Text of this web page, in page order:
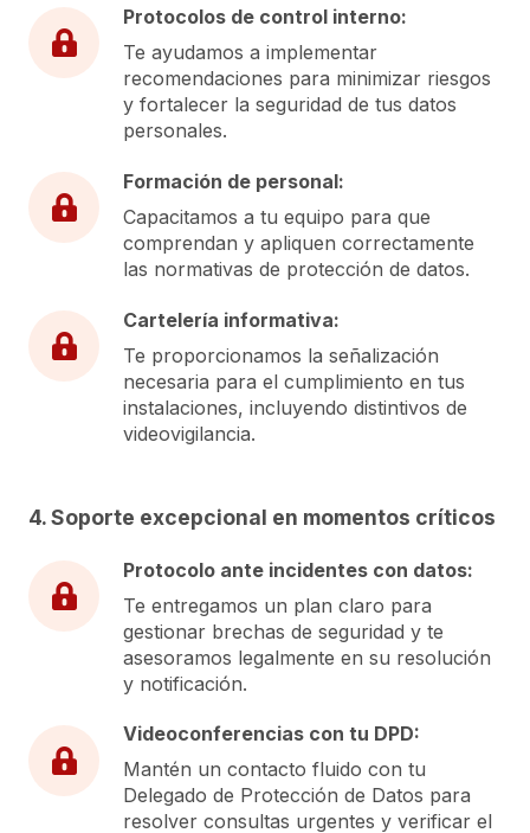
Protocolos de control interno:
Te ayudamos a implementar
recomendaciones para minimizar riesgos
y fortalecer la seguridad de tus datos
personales.
Formación de personal:
Capacitamos a tu equipo para que
comprendan y apliquen correctamente
las normativas de protección de datos.
Cartelería informativa:
Te proporcionamos la señalización
necesaria para el cumplimiento en tus
instalaciones, incluyendo distintivos de
videovigilancia.
4. Soporte excepcional en momentos críticos
Protocolo ante incidentes con datos:
Te entregamos un plan claro para
gestionar brechas de seguridad y te
asesoramos legalmente en su resolución
y notificación.
Videoconferencias con tu DPD:
Mantén un contacto fluido con tu
Delegado de Protección de Datos para
resolver consultas urgentes y verificar el